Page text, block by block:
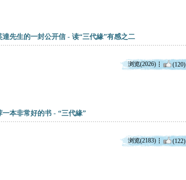
達先生的一封公开信 - 读“三代緣”有感之二
浏览(2026) (120)
一本非常好的书 - “三代緣”
浏览(2183) (122)